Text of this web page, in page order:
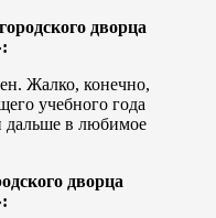
дворца
Жалко, конечно,
учебного года
дальше в любимое
дворца